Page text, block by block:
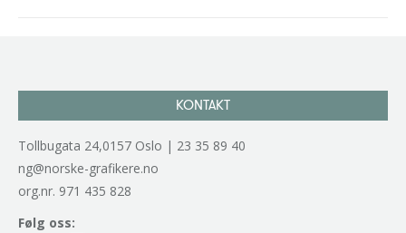
KONTAKT
Tollbugata 24,0157 Oslo | 23 35 89 40
ng@norske-grafikere.no
org.nr. 971 435 828
Følg oss: